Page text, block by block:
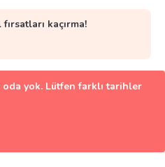
kaçırma!
yok. Lütfen farklı tarihler